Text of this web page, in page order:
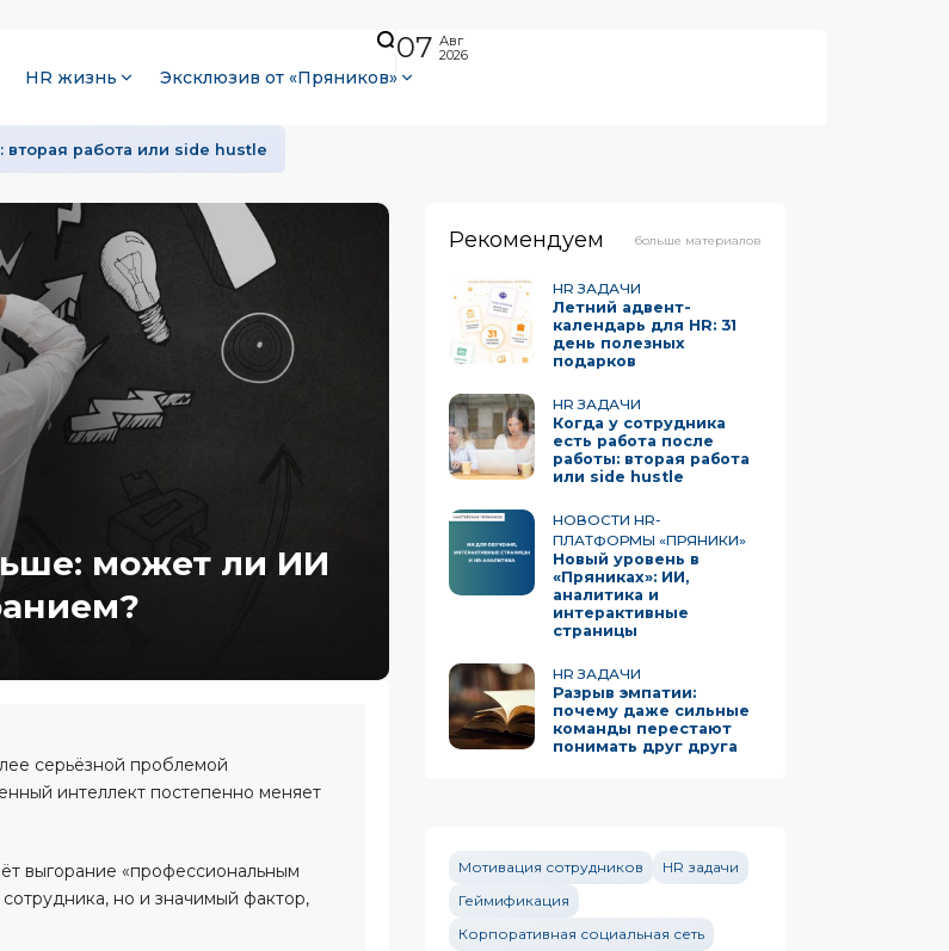
HR жизнь Эксклюзив от «Пряников»
07 Авг
2026
вторая работа или side hustle
может ли ИИ
серьёзной проблемой
интеллект постепенно меняет
выгорание «профессиональным
но и значимый фактор,
Рекомендуем больше материалов
HR ЗАДАЧИ
Летний адвент-
календарь для HR: 31
день полезных
подарков
HR ЗАДАЧИ
Когда у сотрудника
есть работа после
работы: вторая работа
или side hustle
НОВОСТИ HR-
ПЛАТФОРМЫ «ПРЯНИКИ»
Новый уровень в
«Пряниках»: ИИ,
аналитика и
интерактивные
страницы
HR ЗАДАЧИ
Разрыв эмпатии:
почему даже сильные
команды перестают
понимать друг друга
Мотивация сотрудников
HR задачи
Геймификация
Корпоративная социальная сеть